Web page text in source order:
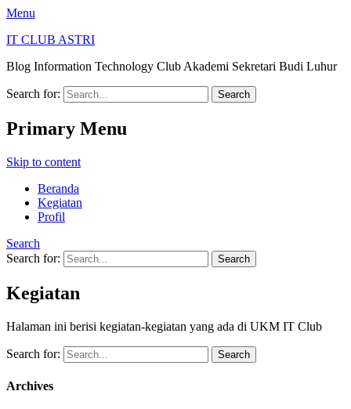
Menu
IT CLUB ASTRI
Blog Information Technology Club Akademi Sekretari Budi Luhur
Search for:
Primary Menu
Skip to content
Beranda
Kegiatan
Profil
Search
Search for:
Kegiatan
Halaman ini berisi kegiatan-kegiatan yang ada di UKM IT Club
Search for:
Archives